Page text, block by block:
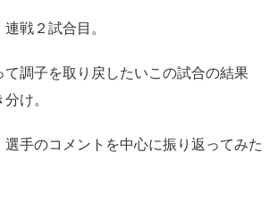
戦２試合目。
て調子を取り戻したいこの試合の結果
け。
手のコメントを中心に振り返ってみた